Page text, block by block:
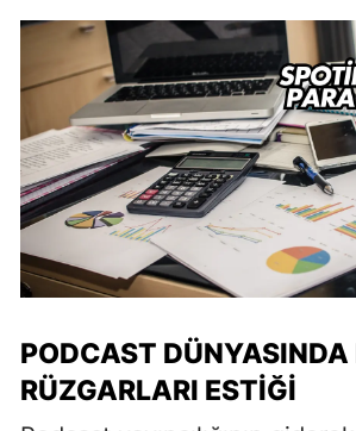
PODCAST DÜNYASINDA
RÜZGARLARI ESTIĞI